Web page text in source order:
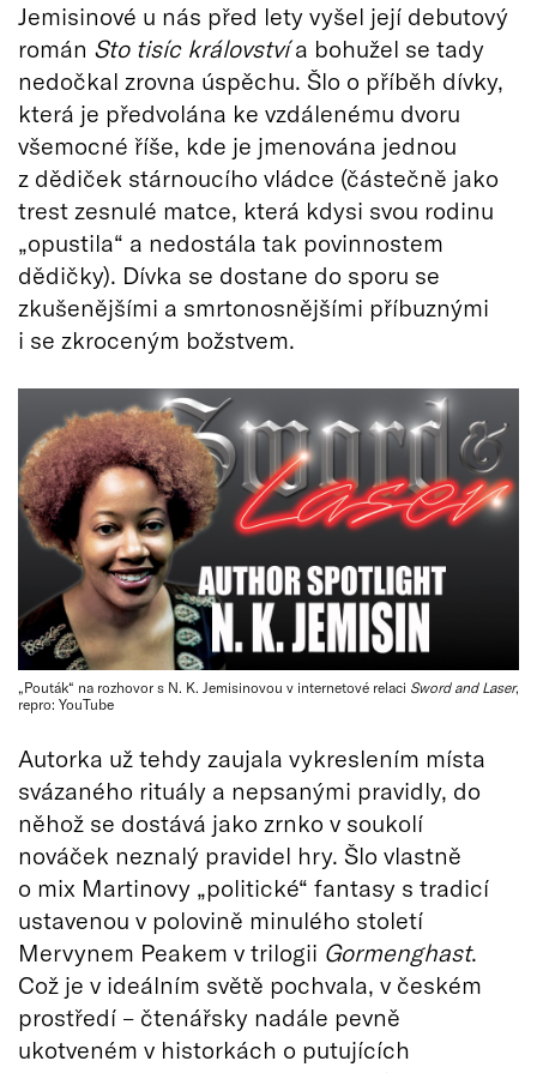
Jemisinové u nás před lety vyšel její debutový
román Sto tisíc královstvía bohužel se tady
nedočkal zrovna úspěchu. Šlo o příběh dívky,
která je předvolána ke vzdálenému dvoru
všemocné říše, kde je jmenována jednou
z dědiček stárnoucího vládce (částečně jako
trest zesnulé matce, která kdysi svou rodinu
„opustila“ a nedostála tak povinnostem
dědičky). Dívka se dostane do sporu se
zkušenějšími a smrtonosnějšími příbuznými
i se zkroceným božstvem.
„Pouták“ na rozhovor s N. K. Jemisinovou v internetové relaci Sword and Laser,
repro: YouTube
Autorka už tehdy zaujala vykreslením místa
svázaného rituály a nepsanými pravidly, do
něhož se dostává jako zrnko v soukolí
nováček neznalý pravidel hry. Šlo vlastně
o mix Martinovy „politické“ fantasy s tradicí
ustavenou v polovině minulého století
Mervynem Peakem v trilogii Gormenghast.
Což je v ideálním světě pochvala, v českém
prostředí – čtenářsky nadále pevně
ukotveném v historkách o putujících